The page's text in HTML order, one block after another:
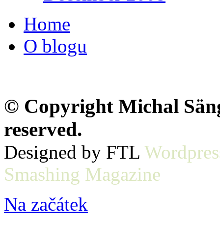
Home
O blogu
© Copyright Michal
reserved.
Designed by FTL
Smashing Magazine
Na začátek